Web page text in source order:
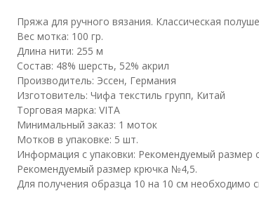
Пряжа для ручного вязания. Классическая
Вес мотка: 100 гр.
Длина нити: 255 м
Состав: 48% шерсть, 52% акрил
Производитель: Эссен, Германия
Изготовитель: Чифа текстиль групп, Китай
Торговая марка: VITA
Минимальный заказ: 1 моток
Мотков в упаковке: 5 шт.
Информация с упаковки: Рекомендуемый размер
Рекомендуемый размер крючка №4,5.
Для получения образца 10 на 10 см необходимо